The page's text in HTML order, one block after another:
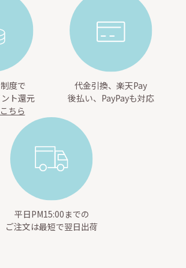
度で
ト還元
ちら
代金引換、楽天Pay
後払い、PayPayも対応
平日PM15:00までの
ご注文は最短で翌日出荷